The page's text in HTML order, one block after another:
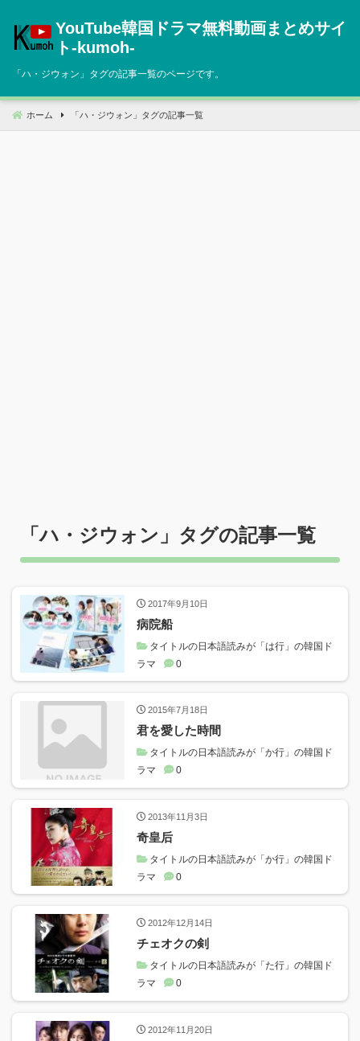
へ
動
YouTube韓国ドラマ無料動画まとめサイ
ト‐kumoh‐
「ハ・ジウォン 」タグの記事一覧のページです。
ホーム 「 ハ・ジウォン 」タグの記事一覧
「ハ・ジウォン 」タグの記事一覧
2017年9月10日
病院船
タイトルの日本語読みが「は行」の韓国ド
ラマ
0
2015年7月18日
君を愛した時間
タイトルの日本語読みが「か行」の韓国ド
ラマ
0
2013年11月3日
奇皇后
タイトルの日本語読みが「か行」の韓国ド
ラマ
0
2012年12月14日
チェオクの剣
タイトルの日本語読みが「た行」の韓国ド
ラマ
0
2012年11月20日